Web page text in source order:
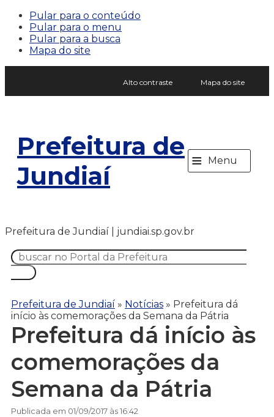
Pular para o conteúdo
Pular para o menu
Pular para a busca
Mapa do site
Alto contraste Mapa do site
Prefeitura de
Jundiaí
≡ Menu
Prefeitura de Jundiaí | jundiai.sp.gov.br
Prefeitura de Jundiaí » Notícias » Prefeitura dá
início às comemorações da Semana da Pátria
Prefeitura dá início às
comemorações da
Semana da Pátria
Publicada em 01/09/2017 às 16:42